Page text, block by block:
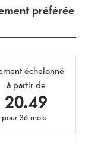
préférée
échelonné
à partir de
20.49
pour36 mois